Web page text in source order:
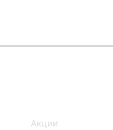
Акции